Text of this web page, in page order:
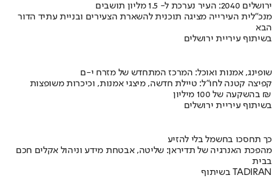
ירושלים 2040: העיר נערכת ל- 1.5 מליון תושבים
מנכ"לית העירייה מציגה תוכנית להשארת הצעירים ובניית עתיד הדור
הבא
בשיתוף עיריית ירושלים
שופינג, אמנות ואוכל: המרכז המתחדש של מזרח י-ם
קפיצה קטנה לחו"ל: טיילת חדשה, מיצגי אמנות, וכיכרות משופצות
בהשקעה של 100 מיליון ₪
בשיתוף עיריית ירושלים
כך תחסכו בחשמל בלי להזיע
מהפכת האנרגיה של תדיראן: שליטה, אבטחת מידע וניהול אקלים חכם
בבית
בשיתוף TADIRAN